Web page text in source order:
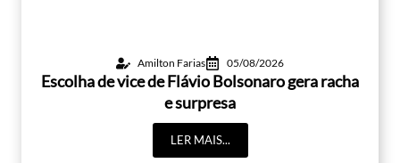
Amilton Farias 05/08/2026
Escolha de vice de Flávio Bolsonaro gera racha
e surpresa
LER MAIS...